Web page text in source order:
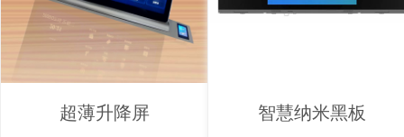
超薄升降屏 智慧纳米黑板